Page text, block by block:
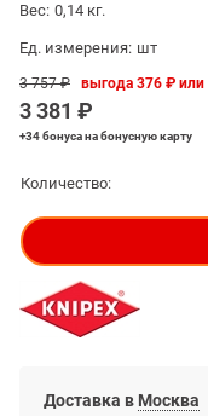
Вес: 0,14 кг.
Ед. измерения: шт
3 757 ₽
3 381 ₽
выгода376 ₽ или
+34 бонусана бонусную карту
Количество:
Доставка в Москва